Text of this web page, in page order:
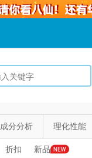
成分分析 理化性能
折扣 新品